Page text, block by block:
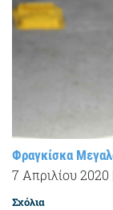
Φραγκίσκα
7 Απριλίου 2020
Σχόλια